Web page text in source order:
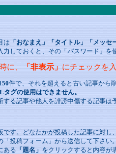
は 「おなまえ」「タイトル」「メッセ
力しておくと、その「パスワード」を
に、 「非表示」 にチェックを
件で、それを超えると古い記事から
グの使用はできません。
る記事や他人を誹謗中傷する記事は
です。どなたかが投稿した記事に対し
投稿フォーム」から送信して下さい。
ある 「題名」 をクリックすると内容が